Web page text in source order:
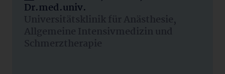
Dr.med.univ.
Universitätsklinik für Anästhesie,
Allgemeine Intensivmedizin und
Schmerztherapie